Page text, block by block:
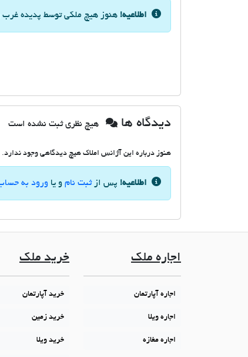
اطلاعیه! هنوز هیچ ملکی توسط پدیده غرب
دیدگاه ها هیچ نظری ثبت نشده است
هنوز درباره این آژانس املاک هیچ دیدگاهی وجود ندارد.
اطلاعیه! پس ازثبت نام و یا ورود به
اجاره ملک
اجاره آپارتمان
اجاره ویلا
اجاره مغازه
خرید ملک
خرید آپارتمان
خرید زمین
خرید ویلا